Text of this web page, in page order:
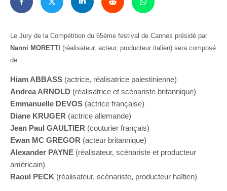
Le Jury de la Compétition du 65ème festival de Cannes présidé par
Nanni MORETTI (réalisateur, acteur, producteur italien) sera composé
de :
Hiam ABBASS (actrice, réalisatrice palestinienne)
Andrea ARNOLD (réalisatrice et scénariste britannique)
Emmanuelle DEVOS (actrice française)
Diane KRUGER (actrice allemande)
Jean Paul GAULTIER (couturier français)
Ewan MC GREGOR (acteur britannique)
Alexander PAYNE (réalisateur, scénariste et producteur
américain)
Raoul PECK (réalisateur, scénariste, producteur haïtien)